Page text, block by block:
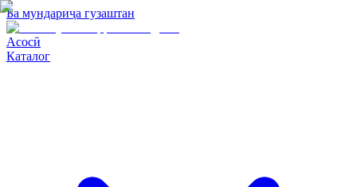
Ба мундариҷа гузаштан
Асосӣ
Каталог